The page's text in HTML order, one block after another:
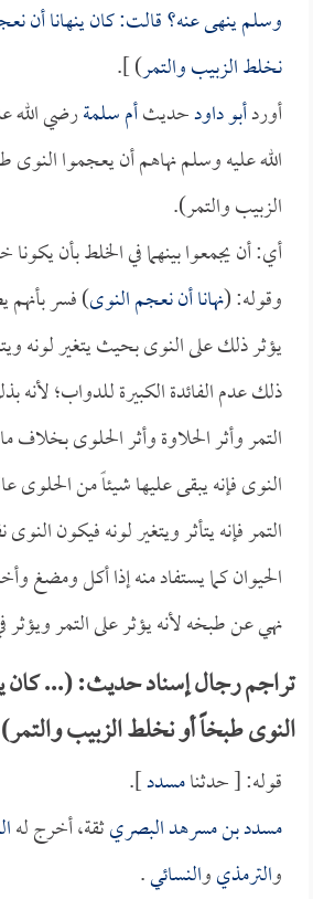
وسلم ينهى عنه؟ قالت: كان ينهانا أن
نخلط الزبيب والتمر) ].
أوردأبو داودحديثأم سلمةرضي الله
الله عليه وسلم نهاهم أن يعجموا النوى
الزبيب والتمر).
أي: أن يجمعوا بينهما في الخلط بأن يكونا
وقوله: (نهانا أن نعجم النوى) فسر
يؤثر ذلك على النوى بحيث يتغير لونه
ذلك عدم الفائدة الكبيرة للدواب؛ لأنه
التمر وأثر الحلاوة وأثر الحلوى بخلاف
النوى فإنه يبقى عليها شيئاً من الحلوى
التمر فإنه يتأثر ويتغير لونه فيكون
الحيوان كما يستفاد منه إذا أكل ومضغ
نهي عن طبخه لأنه يؤثر على التمر
تراجم رجال إسناد حديث: (... كان
النوى طبخاً أو نخلط الزبيب والتمر)
قوله: [ حدثنامسدد].
مسدد بن مسرهد البصريثقة، أخرج له
والترمذيوالنسائي.